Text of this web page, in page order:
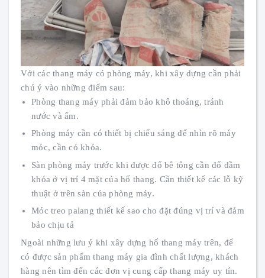
Với các thang máy có phòng máy, khi xây dựng cần phải
chú ý vào những điểm sau:
Phòng thang máy phải đảm bảo khô thoáng, tránh
nước và ẩm.
Phòng máy cần có thiết bị chiếu sáng để nhìn rõ máy
móc, cần có khóa.
Sàn phòng máy trước khi được đổ bê tông cần đổ dầm
khóa ở vị trí 4 mặt của hố thang. Cần thiết kế các lỗ kỹ
thuật ở trên sàn của phòng máy.
Móc treo palang thiết kế sao cho đặt đúng vị trí và đảm
bảo chịu tả
Ngoài những lưu ý khi xây dựng hố thang máy trên, để
có được sản phẩm thang máy gia đình chất lượng, khách
hàng nên tìm đến các đơn vị cung cấp thang máy uy tín.